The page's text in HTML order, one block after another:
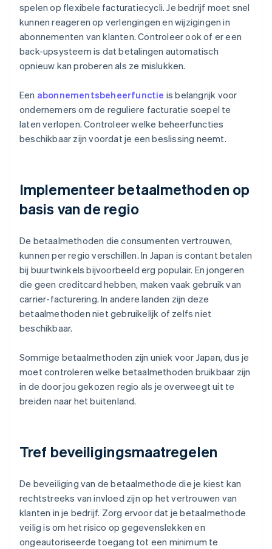
spelen op flexibele facturatiecycli. Je bedrijf moet snel
kunnen reageren op verlengingen en wijzigingen in
abonnementen van klanten. Controleer ook of er een
back-upsysteem is dat betalingen automatisch
opnieuw kan proberen als ze mislukken.
Een abonnementsbeheerfunctie is belangrijk voor
ondernemers om de reguliere facturatie soepel te
laten verlopen. Controleer welke beheerfuncties
beschikbaar zijn voordat je een beslissing neemt.
Implementeer betaalmethoden op
basis van de regio
De betaalmethoden die consumenten vertrouwen,
kunnen per regio verschillen. In Japan is contant betalen
bij buurtwinkels bijvoorbeeld erg populair. En jongeren
die geen creditcard hebben, maken vaak gebruik van
carrier-facturering. In andere landen zijn deze
betaalmethoden niet gebruikelijk of zelfs niet
beschikbaar.
Sommige betaalmethoden zijn uniek voor Japan, dus je
moet controleren welke betaalmethoden bruikbaar zijn
in de door jou gekozen regio als je overweegt uit te
breiden naar het buitenland.
Tref beveiligingsmaatregelen
De beveiliging van de betaalmethode die je kiest kan
rechtstreeks van invloed zijn op het vertrouwen van
klanten in je bedrijf. Zorg ervoor dat je betaalmethode
veilig is om het risico op gegevenslekken en
ongeautoriseerde toegang tot een minimum te